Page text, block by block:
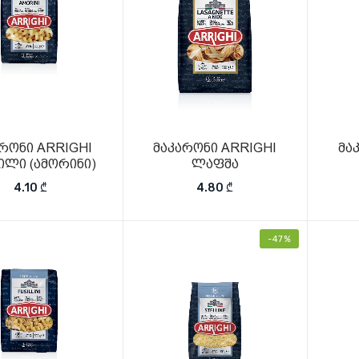
ARRIGHI
(ამორინი)
4.10 ₾
მაკარონი ARRIGHI
ლაფშა
4.80₾
-47%